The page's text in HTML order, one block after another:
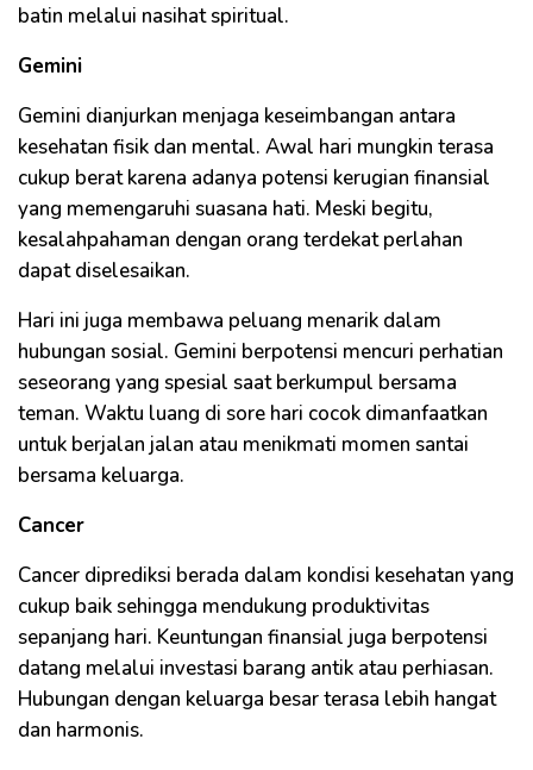
batin melalui nasihat spiritual.
Gemini
Gemini dianjurkan menjaga keseimbangan antara
kesehatan fisik dan mental. Awal hari mungkin terasa
cukup berat karena adanya potensi kerugian finansial
yang memengaruhi suasana hati. Meski begitu,
kesalahpahaman dengan orang terdekat perlahan
dapat diselesaikan.
Hari ini juga membawa peluang menarik dalam
hubungan sosial. Gemini berpotensi mencuri perhatian
seseorang yang spesial saat berkumpul bersama
teman. Waktu luang di sore hari cocok dimanfaatkan
untuk berjalan jalan atau menikmati momen santai
bersama keluarga.
Cancer
Cancer diprediksi berada dalam kondisi kesehatan yang
cukup baik sehingga mendukung produktivitas
sepanjang hari. Keuntungan finansial juga berpotensi
datang melalui investasi barang antik atau perhiasan.
Hubungan dengan keluarga besar terasa lebih hangat
dan harmonis.